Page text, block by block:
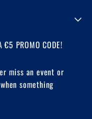
€5 PROMO CODE!
miss an event or
something